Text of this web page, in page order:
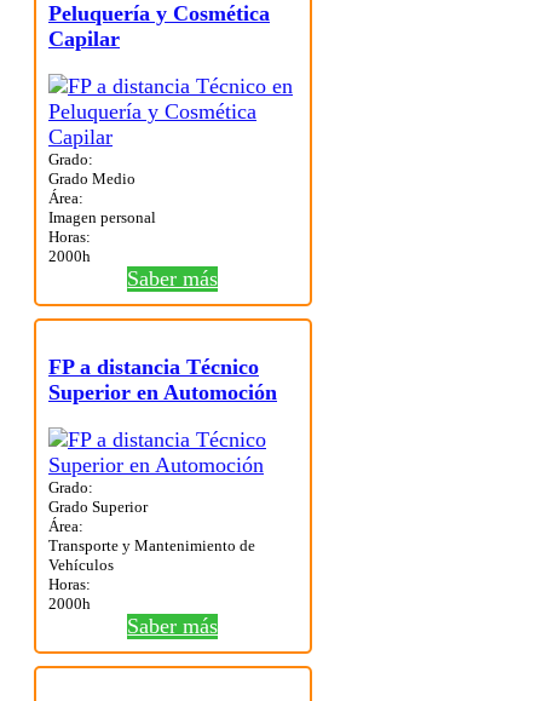
Peluquería y Cosmética
Capilar
Grado:
Grado Medio
Área:
Imagen personal
Horas:
2000h
Saber más
FP a distancia Técnico
Superior en Automoción
Grado:
Grado Superior
Área:
Transporte y Mantenimiento de
Vehículos
Horas:
2000h
Saber más